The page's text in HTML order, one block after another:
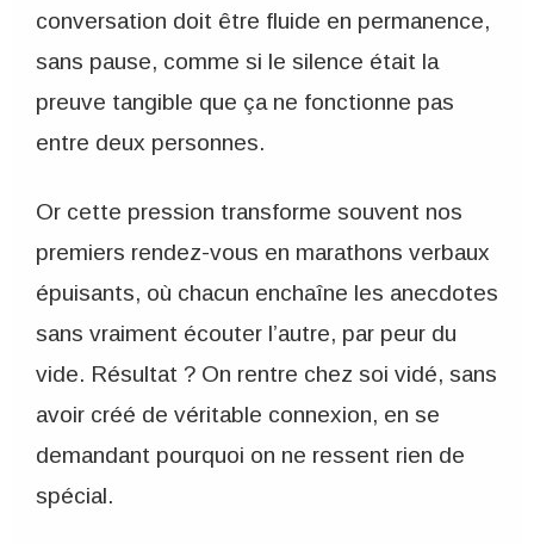
conversation doit être fluide en permanence,
sans pause, comme si le silence était la
preuve tangible que ça ne fonctionne pas
entre deux personnes.
Or cette pression transforme souvent nos
premiers rendez-vous en marathons verbaux
épuisants, où chacun enchaîne les anecdotes
sans vraiment écouter l’autre, par peur du
vide. Résultat ? On rentre chez soi vidé, sans
avoir créé de véritable connexion, en se
demandant pourquoi on ne ressent rien de
spécial.